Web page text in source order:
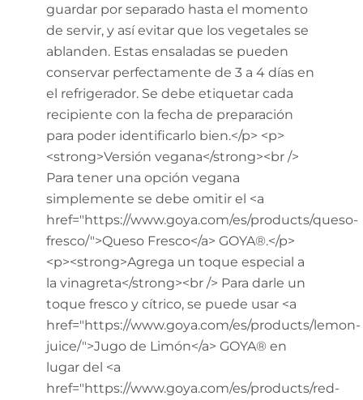
guardar por separado hasta el momento
de servir, y así evitar que los vegetales se
ablanden. Estas ensaladas se pueden
conservar perfectamente de 3 a 4 días en
el refrigerador. Se debe etiquetar cada
recipiente con la fecha de preparación
para poder identificarlo bien.</p> <p>
<strong>Versión vegana</strong><br />
Para tener una opción vegana
simplemente se debe omitir el <a
href="https://www.goya.com/es/products/queso-
fresco/">Queso Fresco</a> GOYA®.</p>
<p><strong>Agrega un toque especial a
la vinagreta</strong><br /> Para darle un
toque fresco y cítrico, se puede usar <a
href="https://www.goya.com/es/products/lemon-
juice/">Jugo de Limón</a> GOYA® en
lugar del <a
href="https://www.goya.com/es/products/red-